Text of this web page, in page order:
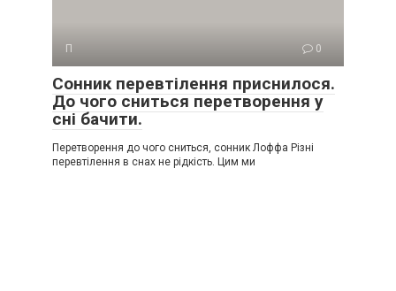
П 0
Сонник перевтілення приснилося.
До чого сниться перетворення у
сні бачити.
Перетворення до чого сниться, сонник Лоффа Різні
перевтілення в снах не рідкість. Цим ми